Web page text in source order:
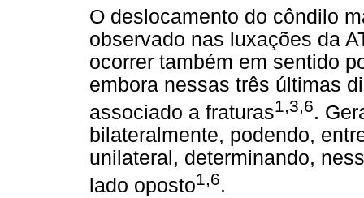
O deslocamento do côndilo
observado nas luxações da
ocorrer também em sentido
embora nessas três últimas
associado a fraturas1,3,6.
bilateralmente, podendo,
unilateral, determinando,
lado oposto1,6.